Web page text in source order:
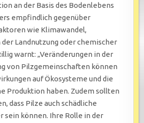
an der Basis des Bodenlebens
empfindlich gegenüber
wie Klimawandel,
Landnutzung oder chemischer
warnt: „Veränderungen in der
von Pilzgemeinschaften können
auf Ökosysteme und die
Produktion haben. Zudem sollten
dass Pilze auch schädliche
sein können. Ihre Rolle in der